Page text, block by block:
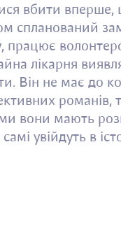
вбити
спланований
працює
лікарня
Він не має до
романів,
вони мають
увійдуть в